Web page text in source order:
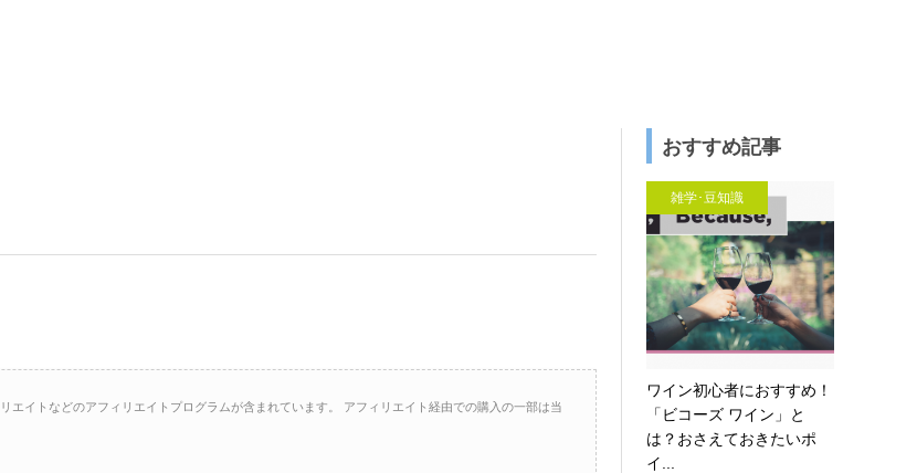
イトなどのアフィリエイトプログラムが含まれています。 アフィリエイト経由での購入の一部は当
おすすめ記事
雑学･豆知識
ワイン初心者におすすめ！
「ビコーズ ワイン」と
は？おさえておきたいポ
イ...